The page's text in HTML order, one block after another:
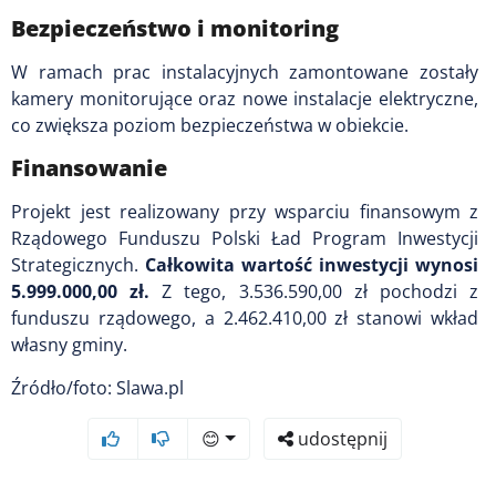
Bezpieczeństwo i monitoring
W ramach prac instalacyjnych zamontowane zostały
kamery monitorujące oraz nowe instalacje elektryczne,
co zwiększa poziom bezpieczeństwa w obiekcie.
Finansowanie
Projekt jest realizowany przy wsparciu finansowym z
Rządowego Funduszu Polski Ład Program Inwestycji
Strategicznych. Całkowita wartość inwestycji wynosi
5.999.000,00 zł. Z tego, 3.536.590,00 zł pochodzi z
funduszu rządowego, a 2.462.410,00 zł stanowi wkład
własny gminy.
Źródło/foto: Slawa.pl
😊 udostępnij